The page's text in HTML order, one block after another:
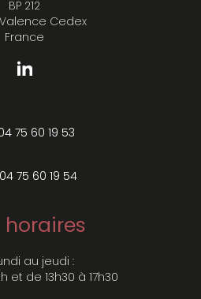
BP 212
Cedex
France
75 60 19 53
75 60 19 54
horaires
au jeudi :
et de 13h30 à 17h30